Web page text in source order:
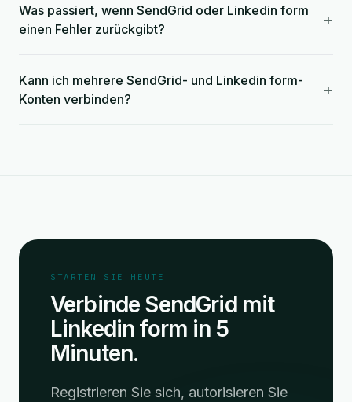
Was passiert, wenn SendGrid oder Linkedin form
einen Fehler zurückgibt?
+
Kann ich mehrere SendGrid- und Linkedin form-
Konten verbinden?
+
STARTEN SIE HEUTE
Verbinde SendGrid mit
Linkedin form in 5
Minuten.
Registrieren Sie sich, autorisieren Sie